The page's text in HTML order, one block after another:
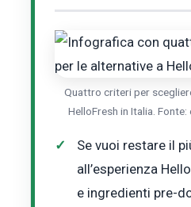
Quattro criteri per
HelloFresh in Italia.
Se vuoi restare il
all’esperienza
e ingredienti pre-